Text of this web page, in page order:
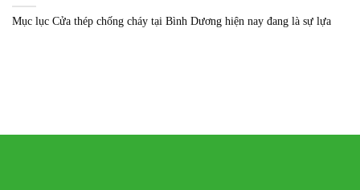
Mục lục Cửa thép chống cháy tại Bình Dương hiện nay đang là sự lựa